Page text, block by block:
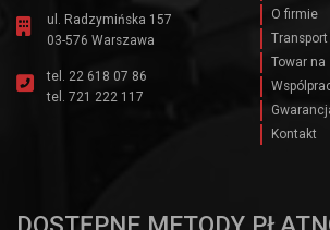
ul. Radzymińska 157
03-576 Warszawa
tel. 22 618 07 86
tel. 721 222 117
O firmie
Transport
Towar
Kontakt